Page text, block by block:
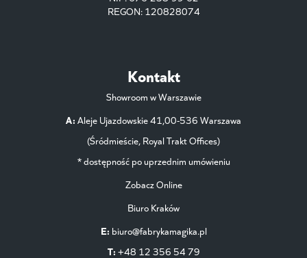
REGON: 120828074
Kontakt
Showroom w Warszawie
A: Aleje Ujazdowskie 41,00-536 Warszawa
(Śródmieście, Royal Trakt Offices)
* dostępność po uprzednim umówieniu
Zobacz Online
Biuro Kraków
E: biuro@fabrykamagika.pl
T: +48 12 356 54 79